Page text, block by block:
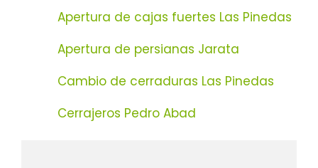
Apertura de cajas fuertes Las Pinedas
Apertura de persianas Jarata
Cambio de cerraduras Las Pinedas
Cerrajeros Pedro Abad